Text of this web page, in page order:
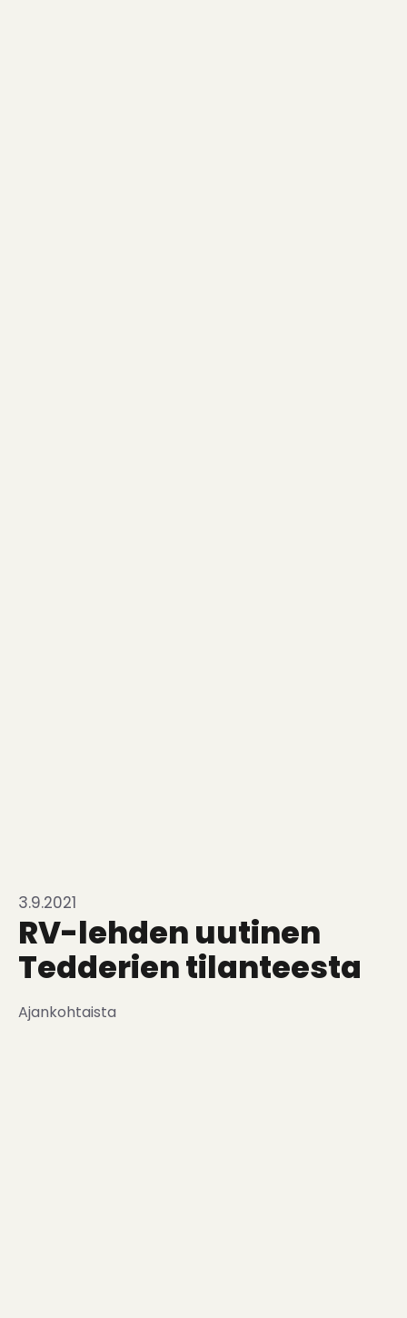
3.9.2021
RV-lehden uutinen
Tedderien tilanteesta
Ajankohtaista